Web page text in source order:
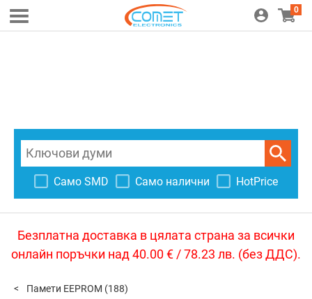
0
Само SMD Само налични HotPrice
Безплатна доставка в цялата страна за всички
онлайн поръчки над 40.00 € / 78.23 лв. (без ДДС).
Памети EEPROM (188)